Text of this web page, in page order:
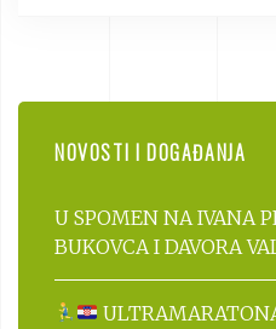
NOVOSTI I DOGAĐANJA
U SPOMEN NA IVANA
BUKOVCA I DAVORA